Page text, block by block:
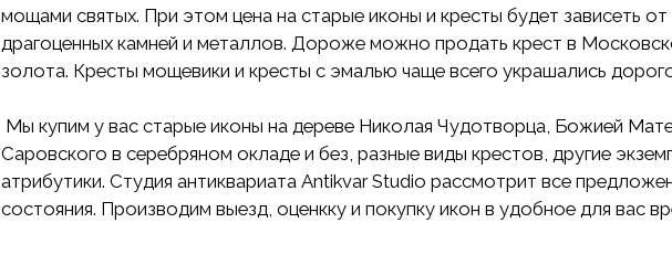
мощами святых. При этом цена на старые иконы и кресты будет зависеть от
драгоценных камней и металлов. Дороже можно продать крест в
золота. Кресты мощевики и кресты с эмалью чаще всего украшались
Мы купим у вас старые иконы на дереве Николая Чудотворца, Божией
Саровского в серебряном окладе и без, разные виды крестов, другие
атрибутики. Студия антиквариата Antikvar Studio рассмотрит все
состояния. Производим выезд, оценкку и покупку икон в удобное для вас